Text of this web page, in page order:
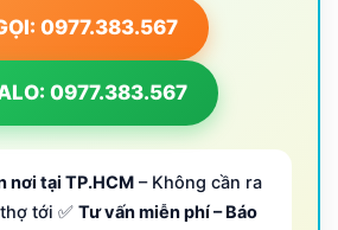
0977.383.567
0977.383.567
nơi tại TP.HCM – Không cần ra
tới ✅ Tư vấn miễn phí – Báo